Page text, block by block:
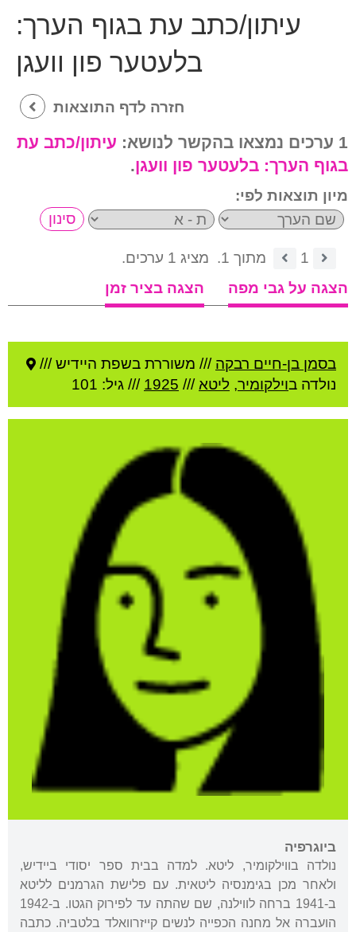
עיתון/כתב עת בגוף הערך:
בלעטער פון וועגן
חזרה לדף התוצאות
1 ערכים נמצאו בהקשר לנושא:
עיתון/כתב עת
בגוף הערך: בלעטער פון וועגן.
מיון תוצאות לפי:
1 מתוך 1.
מציג 1 ערכים.
הצגה על גבי מפה
הצגה בציר זמן
בסמן בן-חיים רבקה /// משוררת בשפת היידיש ///
נולדה בוילקומיר, ליטא ///
1925 /// גיל: 101
ביוגרפיה
נולדה בווילקומיר, ליטא. למדה בבית ספר יסודי ביידיש,
ולאחר מכן בגימנסיה ליטאית. עם פלישת הגרמנים לליטא
ב-1941 ברחה לווילנה, שם שהתה עד לפירוק הגטו. ב-1942
הועברה אל מחנה הכפייה לנשים קייזרוואלד בלטביה. כתבה